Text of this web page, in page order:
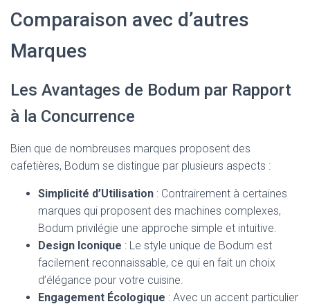
Comparaison avec d’autres
Marques
Les Avantages de Bodum par Rapport
à la Concurrence
Bien que de nombreuses marques proposent des
cafetières, Bodum se distingue par plusieurs aspects :
Simplicité d’Utilisation : Contrairement à certaines
marques qui proposent des machines complexes,
Bodum privilégie une approche simple et intuitive.
Design Iconique : Le style unique de Bodum est
facilement reconnaissable, ce qui en fait un choix
d’élégance pour votre cuisine.
Engagement Écologique : Avec un accent particulier